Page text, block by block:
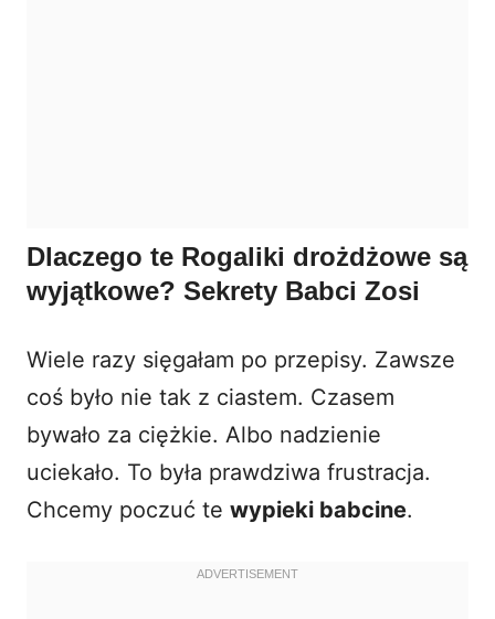
Dlaczego te Rogaliki drożdżowe są
wyjątkowe? Sekrety Babci Zosi
Wiele razy sięgałam po przepisy. Zawsze
coś było nie tak z ciastem. Czasem
bywało za ciężkie. Albo nadzienie
uciekało. To była prawdziwa frustracja.
Chcemy poczuć te wypieki babcine.